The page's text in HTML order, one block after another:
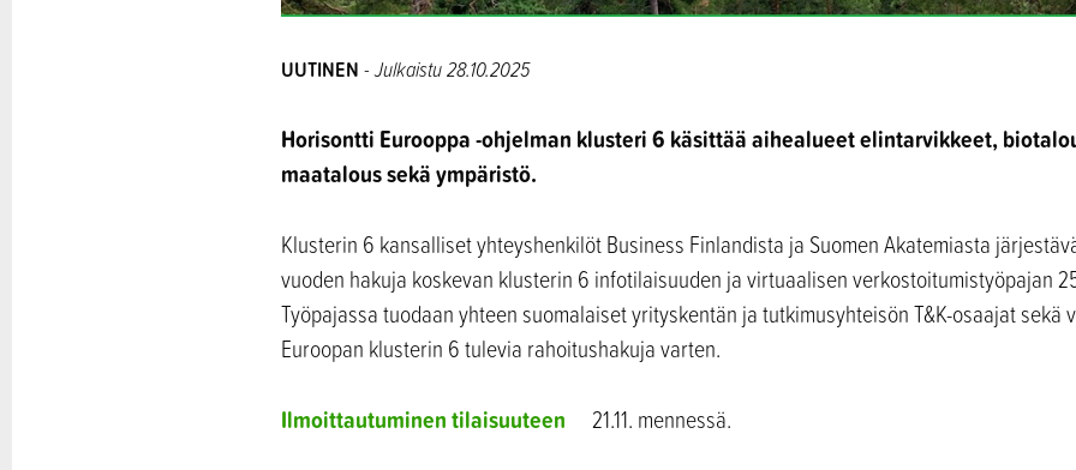
UUTINEN - Julkaistu 28.10.2025
Horisontti Eurooppa -ohjelman klusteri 6 käsittää aihealueet elintarvikkeet,
maatalous sekä ympäristö.
Klusterin 6 kansalliset yhteyshenkilöt Business Finlandista ja Suomen Akatemiasta
vuoden hakuja koskevan klusterin 6 infotilaisuuden ja virtuaalisen verkostoitumistyöpajan
Työpajassa tuodaan yhteen suomalaiset yrityskentän ja tutkimusyhteisön T&K-osaajat sekä
Euroopan klusterin 6 tulevia rahoitushakuja varten.
Ilmoittautuminen tilaisuuteen 21.11. mennessä.